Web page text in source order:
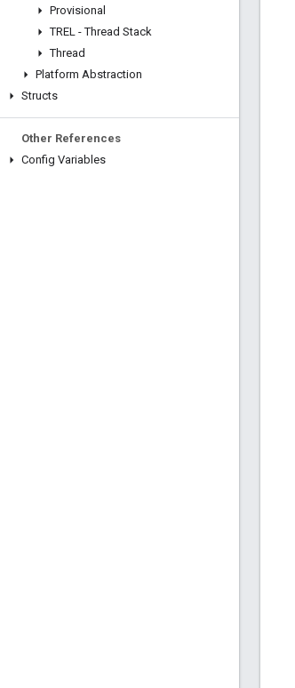
Provisional
TREL - Thread Stack
Thread
Platform Abstraction
Structs
Other References
Config Variables